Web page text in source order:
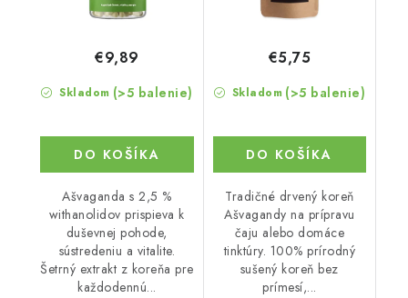
Skladom (>5 balenie)
€9,89
DO KOŠÍKA
Ašvaganda s 2,5 %
withanolidov prispieva k
duševnej pohode,
sústredeniu a vitalite.
Šetrný extrakt z koreňa pre
každodennú...
Skladom (>5 balenie)
€5,75
DO KOŠÍKA
Tradičné drvený koreň
Ašvagandy na prípravu
čaju alebo domáce
tinktúry. 100% prírodný
sušený koreň bez
prímesí,...